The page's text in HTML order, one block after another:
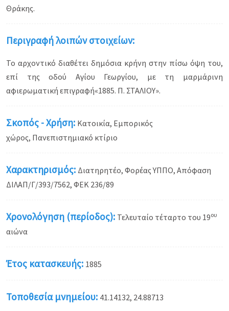
Θράκης.
Περιγραφή λοιπών στοιχείων:
Το αρχοντικό διαθέτει δημόσια κρήνη στην πίσω όψη του,
επί της οδού Αγίου Γεωργίου, με τη μαρμάρινη
αφιερωματική επιγραφή«1885. Π. ΣΤΑΛΙΟΥ».
Σκοπός - Χρήση: Κατοικία, Εμπορικός
χώρος, Πανεπιστημιακό κτίριο
Χαρακτηρισμός: Διατηρητέο, Φορέας ΥΠΠΟ, Απόφαση
ΔΙΛΑΠ/Γ/393/7562, ΦΕΚ 236/89
Χρονολόγηση (περίοδος): Τελευταίο τέταρτο του 19ου
αιώνα
Έτος κατασκευής: 1885
Τοποθεσία μνημείου: 41.14132, 24.88713